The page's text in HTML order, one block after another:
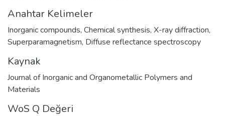
Anahtar Kelimeler
Inorganic compounds, Chemical synthesis, X-ray diffraction,
Superparamagnetism, Diffuse reflectance spectroscopy
Kaynak
Journal of Inorganic and Organometallic Polymers and
Materials
WoS Q Değeri